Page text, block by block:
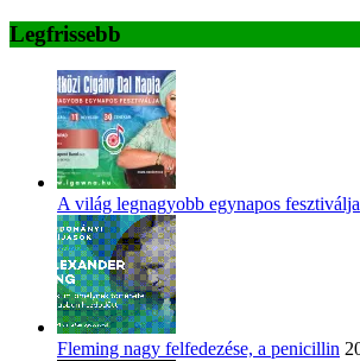
Legfrissebb
A világ legnagyobb egynapos fesztiválja
Fleming nagy felfedezése, a penicillin